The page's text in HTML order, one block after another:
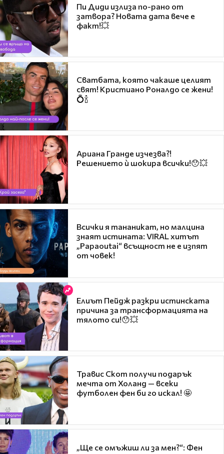
Пи Диди излиза по-рано от
затвора? Новата дата вече е
факт!💥
Сватбата, която чакаше целият
свят! Кристиано Роналдо се жени!
💍🍾
Ариана Гранде изчезва?!
Решението ѝ шокира всички!😯💥
Всички я тананикат, но малцина
знаят истината: VIRAL хитът
„Papaoutai“ всъщност не е изпят
от човек!
Елиът Пейдж разкри истинската
причина за трансформацията на
тялото си!😯💥
Травис Скот получи подарък
мечта от Холанд — всеки
футболен фен би го искал! 🤩
„Ще се омъжиш ли за мен?“: Фен